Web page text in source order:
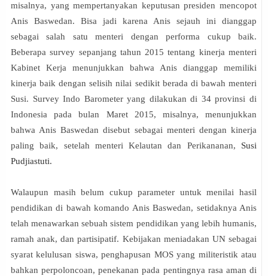
misalnya, yang mempertanyakan keputusan presiden mencopot
Anis Baswedan. Bisa jadi karena Anis sejauh ini dianggap
sebagai salah satu menteri dengan performa cukup baik.
Beberapa survey sepanjang tahun 2015 tentang kinerja menteri
Kabinet Kerja menunjukkan bahwa Anis dianggap memiliki
kinerja baik dengan selisih nilai sedikit berada di bawah menteri
Susi. Survey Indo Barometer yang dilakukan di 34 provinsi di
Indonesia pada bulan Maret 2015, misalnya, menunjukkan
bahwa Anis Baswedan disebut sebagai menteri dengan kinerja
paling baik, setelah menteri Kelautan dan Perikananan, Susi
Pudjiastuti.
Walaupun masih belum cukup parameter untuk menilai hasil
pendidikan di bawah komando Anis Baswedan, setidaknya Anis
telah menawarkan sebuah sistem pendidikan yang lebih humanis,
ramah anak, dan partisipatif. Kebijakan meniadakan UN sebagai
syarat kelulusan siswa, penghapusan MOS yang militeristik atau
bahkan perpoloncoan, penekanan pada pentingnya rasa aman di